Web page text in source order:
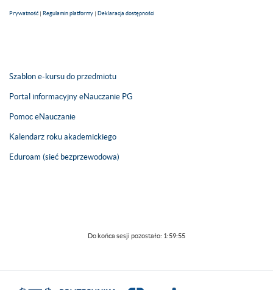
Prywatność | Regulamin platformy | Deklaracja dostępności
Szablon e-kursu do przedmiotu
Portal informacyjny eNauczanie PG
Pomoc eNauczanie
Kalendarz roku akademickiego
Eduroam (sieć bezprzewodowa)
Do końca sesji pozostało: 1:59:54